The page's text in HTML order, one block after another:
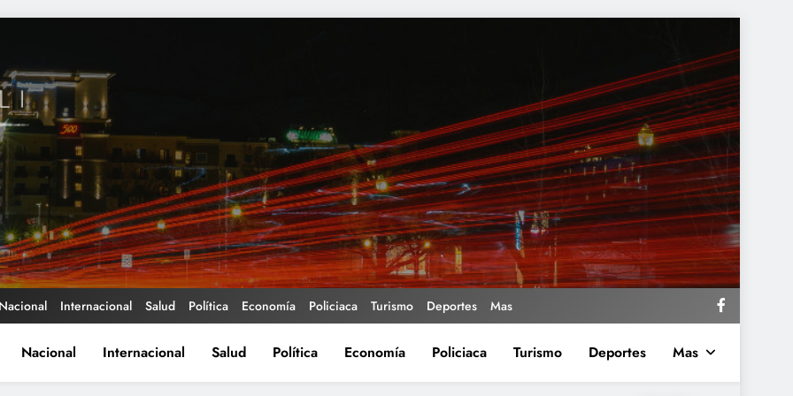
Nacional Internacional Salud Política Economía Policiaca Turismo Deportes Mas
Nacional Internacional Salud Política Economía Policiaca Turismo Deportes Mas